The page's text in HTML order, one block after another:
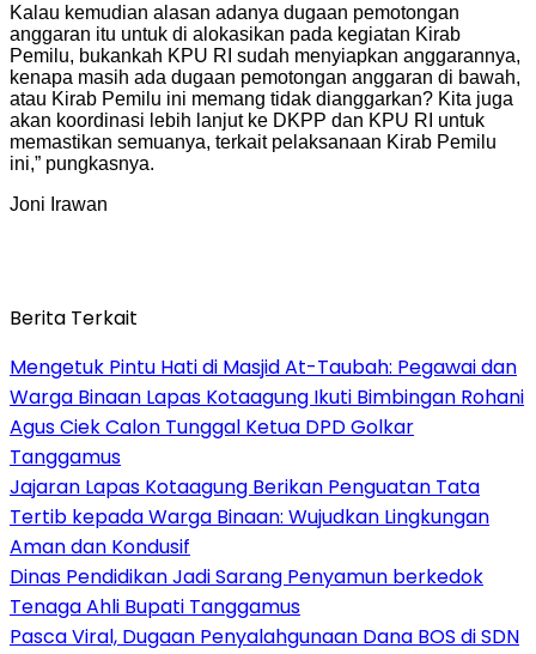
Kalau kemudian alasan adanya dugaan pemotongan
anggaran itu untuk di alokasikan pada kegiatan Kirab
Pemilu, bukankah KPU RI sudah menyiapkan anggarannya,
kenapa masih ada dugaan pemotongan anggaran di bawah,
atau Kirab Pemilu ini memang tidak dianggarkan? Kita juga
akan koordinasi lebih lanjut ke DKPP dan KPU RI untuk
memastikan semuanya, terkait pelaksanaan Kirab Pemilu
ini,” pungkasnya.
Joni Irawan
Berita Terkait
Mengetuk Pintu Hati di Masjid At-Taubah: Pegawai dan
Warga Binaan Lapas Kotaagung Ikuti Bimbingan Rohani
Agus Ciek Calon Tunggal Ketua DPD Golkar
Tanggamus
Jajaran Lapas Kotaagung Berikan Penguatan Tata
Tertib kepada Warga Binaan: Wujudkan Lingkungan
Aman dan Kondusif
Dinas Pendidikan Jadi Sarang Penyamun berkedok
Tenaga Ahli Bupati Tanggamus
Pasca Viral, Dugaan Penyalahgunaan Dana BOS di SDN